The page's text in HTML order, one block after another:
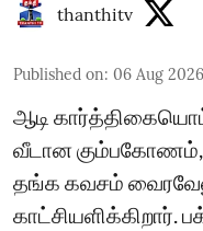
thanthitv
Published on: 06 Aug
ஆடி
வீடான கும்பகோணம்,
தங்க கவசம்
காட்சியளிக்கிறார்.